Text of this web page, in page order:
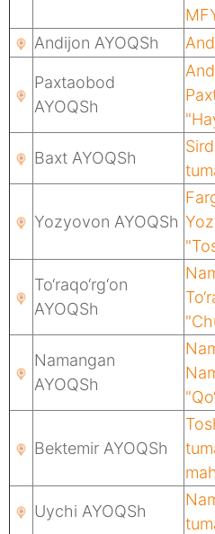
Andijon AYOQSh
Paxtaobod
AYOQSh
Baxt AYOQSh
Yozyovon AYOQSh
To‘raqo‘rg‘on
AYOQSh
Namangan
AYOQSh
Bektemir AYOQSh
Uychi AYOQSh